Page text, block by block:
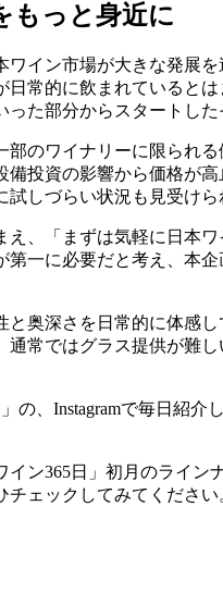
もっと身近に
ワイン市場が大きな発展を
日常的に飲まれていると
った部分からスタートした
部のワイナリーに限られる
備投資の影響から価格が
試しづらい状況も見受けら
え、「まずは気軽に日本ワ
第一に必要だと考え、本
と奥深さを日常的に体感し
通常ではグラス提供が難し
の、Instagramで毎日紹介
イン365日」初月のライン
チェックしてみてください